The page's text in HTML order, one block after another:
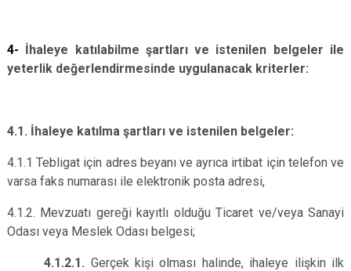
4- İhaleye katılabilme şartları ve istenilen belgeler ile
yeterlik değerlendirmesinde uygulanacak kriterler:
4.1. İhaleye katılma şartları ve istenilen belgeler:
4.1.1 Tebligat için adres beyanı ve ayrıca irtibat için telefon ve
varsa faks numarası ile elektronik posta adresi,
4.1.2. Mevzuatı gereği kayıtlı olduğu Ticaret ve/veya Sanayi
Odası veya Meslek Odası belgesi;
4.1.2.1. Gerçek kişi olması halinde, ihaleye ilişkin ilk